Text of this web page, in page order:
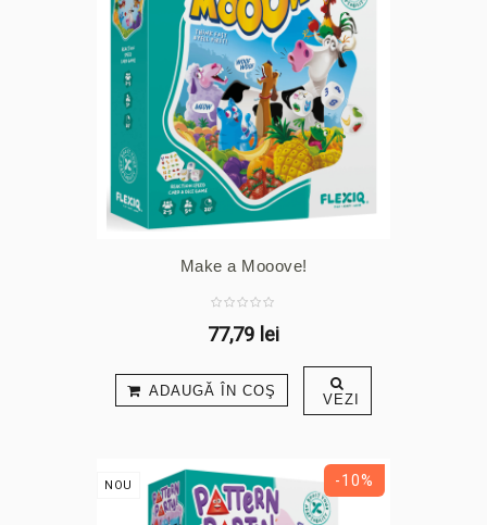
Make a Mooove!
77,79 lei
ADAUGĂ ÎN COŞ VEZI
-10%
NOU